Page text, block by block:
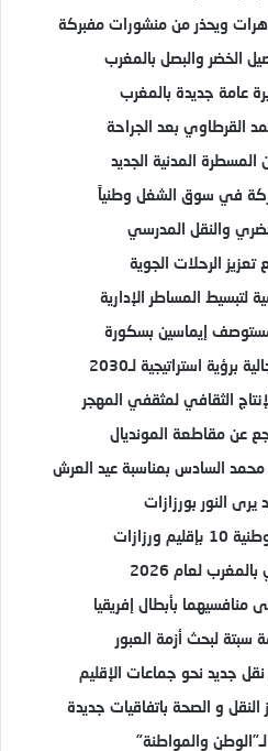
الخضر والبصل بالمغرب
عامة جديدة بالمغرب
القرطاوي بعد الجراحة
المدنية الجديد
في سوق الشغل وطنياً
والنقل المدرسي
الرحلات الجوية
لتبسيط المساطر الإدارية
إيماسين بسكورة
استراتيجية لـ2030
الثقافي لمثقفي المهجر
عن مقاطعة المونديال
محمد السادس بمناسبة عيد العرش
النور بورزازات
لعام 2026
منافسيهما بأبطال إفريقيا
سبتة لبحث أزمة العبور
جديد نحو جماعات الإقليم
النقل و الصحة باتفاقيات جديدة
والمواطنة”